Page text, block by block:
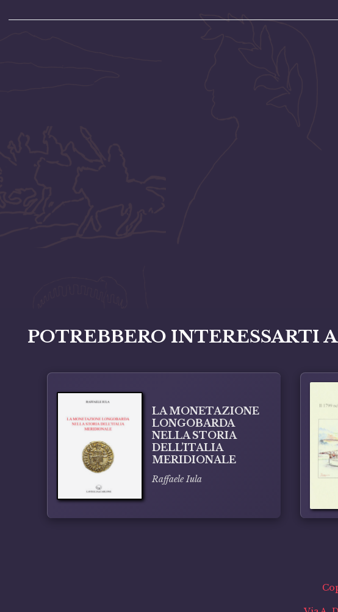
POTREBBERO INTERESSARTI
LA MONETAZIONE
LONGOBARDA
NELLA STORIA
DELL’ITALIA
MERIDIONALE
Raffaele Iula